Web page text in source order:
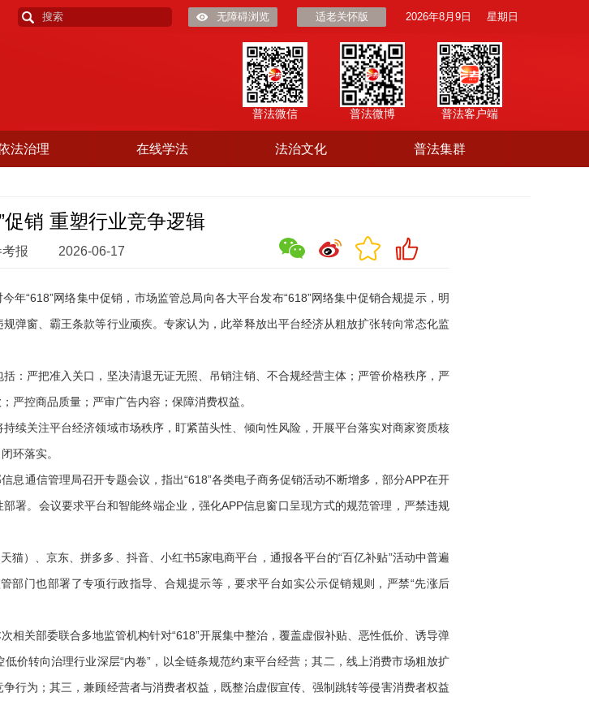
无障碍浏览 适老关怀版 2026年8月9日 星期日
普法客户端
普法微博
普法微信
法治理 在线学法 法治文化 普法集群
促销 重塑行业竞争逻辑
报 2026-06-17
“618”网络集中促销，市场监管总局向各大平台发布“618”网络集中促销合规提示，明
弹窗、霸王条款等行业顽疾。专家认为，此举释放出平台经济从粗放扩张转向常态化监
严把准入关口，坚决清退无证无照、吊销注销、不合规经营主体；严管价格秩序，严
严控商品质量；严审广告内容；保障消费权益。
关注平台经济领域市场秩序，盯紧苗头性、倾向性风险，开展平台落实对商家资质核
环落实。
通信管理局召开专题会议，指出“618”各类电子商务促销活动不断增多，部分APP在开
署。会议要求平台和智能终端企业，强化APP信息窗口呈现方式的规范管理，严禁违规
）、京东、拼多多、抖音、小红书5家电商平台，通报各平台的“百亿补贴”活动中普遍
部门也部署了专项行政指导、合规提示等，要求平台如实公示促销规则，严禁“先涨后
关部委联合多地监管机构针对“618”开展集中整治，覆盖虚假补贴、恶性低价、诱导弹
价转向治理行业深层“内卷”，以全链条规范约束平台经营；其二，线上消费市场粗放扩
行为；其三，兼顾经营者与消费者权益，既整治虚假宣传、强制跳转等侵害消费者权益